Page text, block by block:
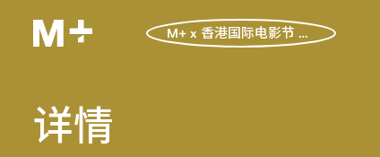
M+ x 香港国际电影节 合办节目
详情